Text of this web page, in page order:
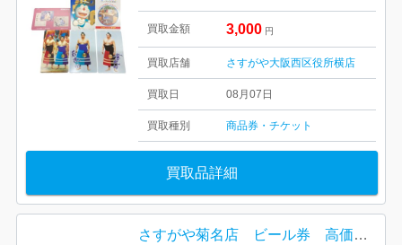
買取金額 3,000 円
買取店舗 さすがや大阪西区役所横店
買取日 08月07日
買取種別 商品券・チケット
買取品詳細
さすがや菊名店 ビール券 高価買取しました！